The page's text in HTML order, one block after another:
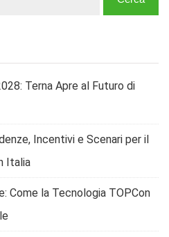
Terna Apre al Futuro di
Incentivi e Scenari per il
Italia
Come la Tecnologia TOPCon